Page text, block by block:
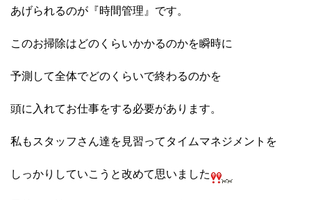
あげられるのが『時間管理』です。
このお掃除はどのくらいかかるのかを瞬時に
予測して全体でどのくらいで終わるのかを
頭に入れてお仕事をする必要があります。
私もスタッフさん達を見習ってタイムマネジメントを
しっかりしていこうと改めて思いました